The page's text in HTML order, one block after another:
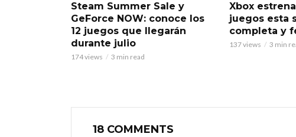
Steam Summer Sale y
GeForce NOW: conoce los
12 juegos que llegarán
durante julio
174 views 3 min read
Xbox
juegos esta
completa y
137 views 3 min
18 COMMENTS